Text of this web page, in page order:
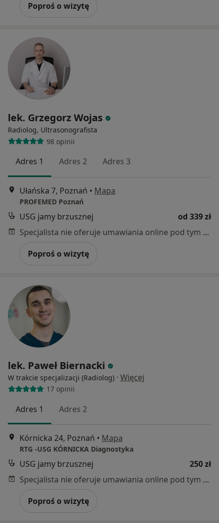
Poproś o wizytę
lek. Grzegorz Wojas
Radiolog, Ultrasonografista
98 opinii
Adres 1 Adres 2 Adres 3
Ułańska 7, Poznań • Mapa
PROFEMED Poznań
USG jamy brzusznej
od 339 zł
Specjalista nie oferuje umawiania online pod tym adresem.
Poproś o wizytę
lek. Paweł Biernacki
W trakcie specjalizacji (Radiolog) · Więcej
17 opinii
Adres 1 Adres 2
Kórnicka 24, Poznań • Mapa
RTG -USG KÓRNICKA Diagnostyka
USG jamy brzusznej
250 zł
Specjalista nie oferuje umawiania online pod tym adresem.
Poproś o wizytę